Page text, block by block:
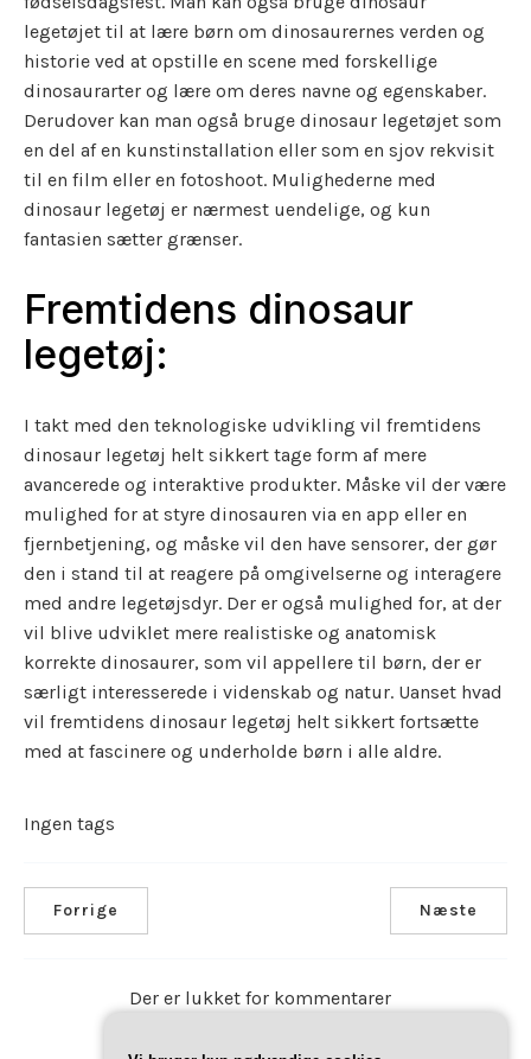
legetøjet til at lære børn om dinosaurernes verden og
historie ved at opstille en scene med forskellige
dinosaurarter og lære om deres navne og egenskaber.
Derudover kan man også bruge dinosaur legetøjet som
en del af en kunstinstallation eller som en sjov rekvisit
til en film eller en fotoshoot. Mulighederne med
dinosaur legetøj er nærmest uendelige, og kun
fantasien sætter grænser.
Fremtidens dinosaur
legetøj:
I takt med den teknologiske udvikling vil fremtidens
dinosaur legetøj helt sikkert tage form af mere
avancerede og interaktive produkter. Måske vil der være
mulighed for at styre dinosauren via en app eller en
fjernbetjening, og måske vil den have sensorer, der gør
den i stand til at reagere på omgivelserne og interagere
med andre legetøjsdyr. Der er også mulighed for, at der
vil blive udviklet mere realistiske og anatomisk
korrekte dinosaurer, som vil appellere til børn, der er
særligt interesserede i videnskab og natur. Uanset hvad
vil fremtidens dinosaur legetøj helt sikkert fortsætte
med at fascinere og underholde børn i alle aldre.
Ingen tags
Forrige Næste
Der er lukket for kommentarer